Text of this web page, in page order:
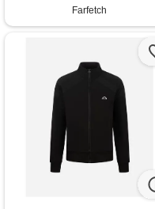
Farfetch